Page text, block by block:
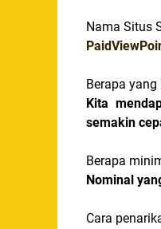
Nama Situs
Berapa
Kita
semakin
Berapa
Nominal
Cara